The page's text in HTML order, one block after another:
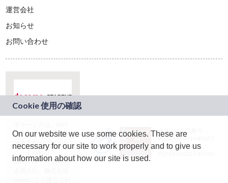
運営会社
お知らせ
お問い合わせ
ドコモグループの新
規事業創出プログラ
ム「docomo
STARTUP」を通じて
JASRAC許諾番号：
9024936001Y45037
JASRAC許諾番号：
On our website we use some cookies. These are
necessary for our site to work properly and to give us
information about how our site is used.